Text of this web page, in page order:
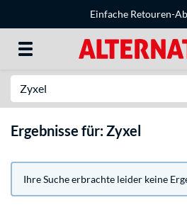
Einfache Retouren-
Ergebnisse für: Zyxel
Ihre Suche erbrachte leider keine